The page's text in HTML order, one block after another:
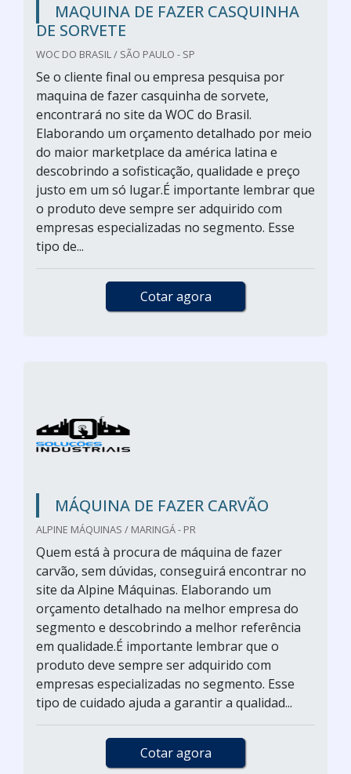
MAQUINA DE FAZER CASQUINHA
DE SORVETE
WOC DO BRASIL / SÃO PAULO - SP
Se o cliente final ou empresa pesquisa por
maquina de fazer casquinha de sorvete,
encontrará no site da WOC do Brasil.
Elaborando um orçamento detalhado por meio
do maior marketplace da américa latina e
descobrindo a sofisticação, qualidade e preço
justo em um só lugar.É importante lembrar que
o produto deve sempre ser adquirido com
empresas especializadas no segmento. Esse
tipo de...
Cotar agora
MÁQUINA DE FAZER CARVÃO
ALPINE MÁQUINAS / MARINGÁ - PR
Quem está à procura de máquina de fazer
carvão, sem dúvidas, conseguirá encontrar no
site da Alpine Máquinas. Elaborando um
orçamento detalhado na melhor empresa do
segmento e descobrindo a melhor referência
em qualidade.É importante lembrar que o
produto deve sempre ser adquirido com
empresas especializadas no segmento. Esse
tipo de cuidado ajuda a garantir a qualidad...
Cotar agora